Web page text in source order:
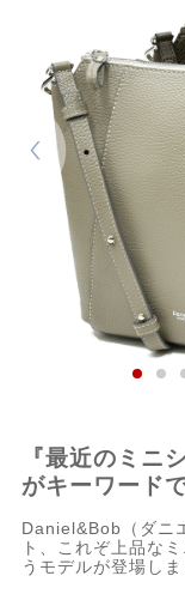
『最近のミニ
がキーワード
Daniel&Bob（ダニ
ト、これぞ上品な
うモデルが登場しま